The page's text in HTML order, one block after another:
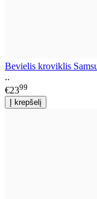
Bevielis kroviklis
..
€2399